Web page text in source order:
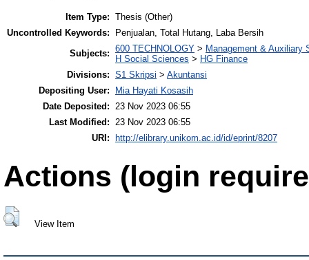
Item Type: Thesis (Other)
Uncontrolled Keywords:
Penjualan, Total Hutang, Laba Bersih
Subjects: 600 TECHNOLOGY > Management & Auxiliary
H Social Sciences > HG Finance
Divisions: S1 Skripsi > Akuntansi
Depositing User:
Mia Hayati Kosasih
Date Deposited:
23 Nov 2023 06:55
Last Modified:
23 Nov 2023 06:55
URI:
http://elibrary.unikom.ac.id/id/eprint/8207
Actions (login
View Item